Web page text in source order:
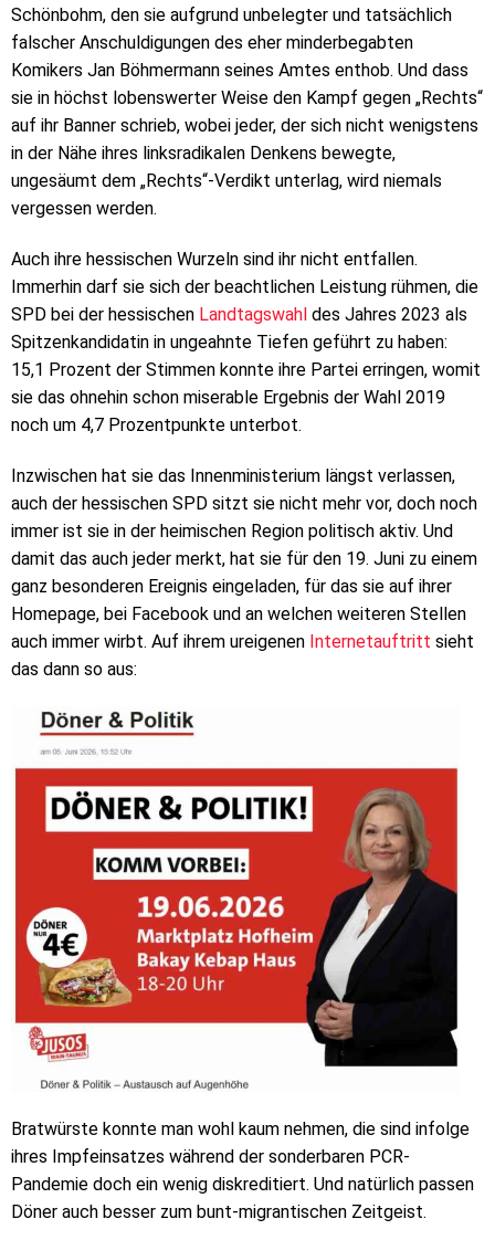
Schönbohm, den sie aufgrund unbelegter und tatsächlich
falscher Anschuldigungen des eher minderbegabten
Komikers Jan Böhmermann seines Amtes enthob. Und dass
sie in höchst lobenswerter Weise den Kampf gegen „Rechts“
auf ihr Banner schrieb, wobei jeder, der sich nicht wenigstens
in der Nähe ihres linksradikalen Denkens bewegte,
ungesäumt dem „Rechts“-Verdikt unterlag, wird niemals
vergessen werden.
Auch ihre hessischen Wurzeln sind ihr nicht entfallen.
Immerhin darf sie sich der beachtlichen Leistung rühmen, die
SPD bei der hessischen Landtagswahl des Jahres 2023 als
Spitzenkandidatin in ungeahnte Tiefen geführt zu haben:
15,1 Prozent der Stimmen konnte ihre Partei erringen, womit
sie das ohnehin schon miserable Ergebnis der Wahl 2019
noch um 4,7 Prozentpunkte unterbot.
Inzwischen hat sie das Innenministerium längst verlassen,
auch der hessischen SPD sitzt sie nicht mehr vor, doch noch
immer ist sie in der heimischen Region politisch aktiv. Und
damit das auch jeder merkt, hat sie für den 19. Juni zu einem
ganz besonderen Ereignis eingeladen, für das sie auf ihrer
Homepage, bei Facebook und an welchen weiteren Stellen
auch immer wirbt. Auf ihrem ureigenen Internetauftritt sieht
das dann so aus:
Bratwürste konnte man wohl kaum nehmen, die sind infolge
ihres Impfeinsatzes während der sonderbaren PCR-
Pandemie doch ein wenig diskreditiert. Und natürlich passen
Döner auch besser zum bunt-migrantischen Zeitgeist.